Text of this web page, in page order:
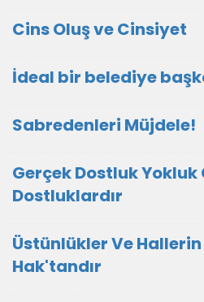
Cins Oluş ve Cinsiyet
İdeal bir belediye
Sabredenleri Müjdele!
Gerçek Dostluk
Dostluklardır
Üstünlükler Ve
Hak'tandır